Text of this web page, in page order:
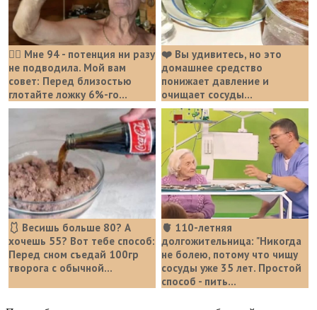
❤️‍🔥 Мне 94 - потенция ни разу
не подводила. Мой вам
совет: Перед близостью
глотайте ложку 6%-го...
❤️ Вы удивитесь, но это
домашнее средство
понижает давление и
очищает сосуды...
🩱 Весишь больше 80? А
хочешь 55? Вот тебе способ:
Перед сном съедай 100гр
творога с обычной...
🫀 110-летняя
долгожительница: "Никогда
не болею, потому что чищу
сосуды уже 35 лет. Простой
способ - пить...